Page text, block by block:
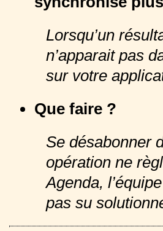
Lorsqu’un
n’apparait pas
sur votre
Que faire ?
Se désabonner
opération ne
Agenda,
pas su